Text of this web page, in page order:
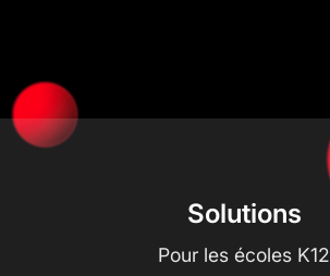
Solutions
Pour les écoles K12